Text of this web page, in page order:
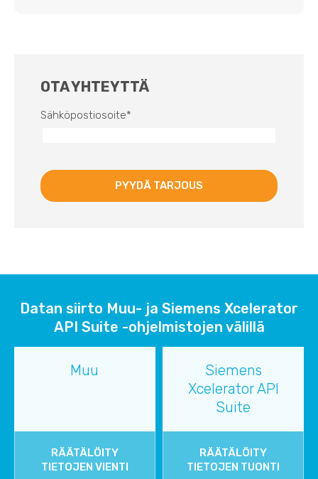
OTA YHTEYTTÄ
Sähköpostiosoite*
Datan siirto Muu- ja Siemens Xcelerator
API Suite -ohjelmistojen välillä
Muu
Siemens
Xcelerator API
Suite
RÄÄTÄLÖITY
TIETOJEN VIENTI
RÄÄTÄLÖITY
TIETOJEN TUONTI